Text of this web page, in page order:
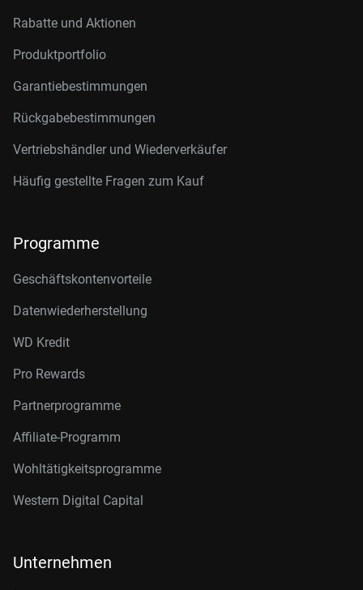
Rabatte und Aktionen
Produktportfolio
Garantiebestimmungen
Rückgabebestimmungen
Vertriebshändler und Wiederverkäufer
Häufig gestellte Fragen zum Kauf
Programme
Geschäftskontenvorteile
Datenwiederherstellung
WD Kredit
Pro Rewards
Partnerprogramme
Affiliate-Programm
Wohltätigkeitsprogramme
Western Digital Capital
Unternehmen